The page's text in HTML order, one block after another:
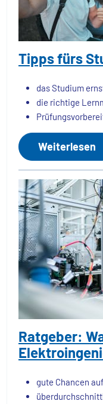
Tipps fürs
das Studium
die richtige
Weiterlesen
Ratgeber:
gute Chancen